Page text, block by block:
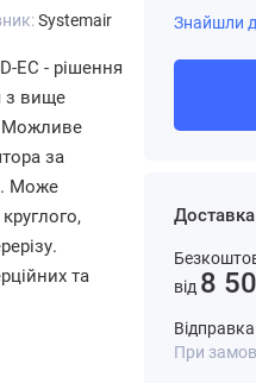
Systemair
EC - рішення
з вище
Можливе
за
Може
та
Знайшли
Доставка
від 8
При